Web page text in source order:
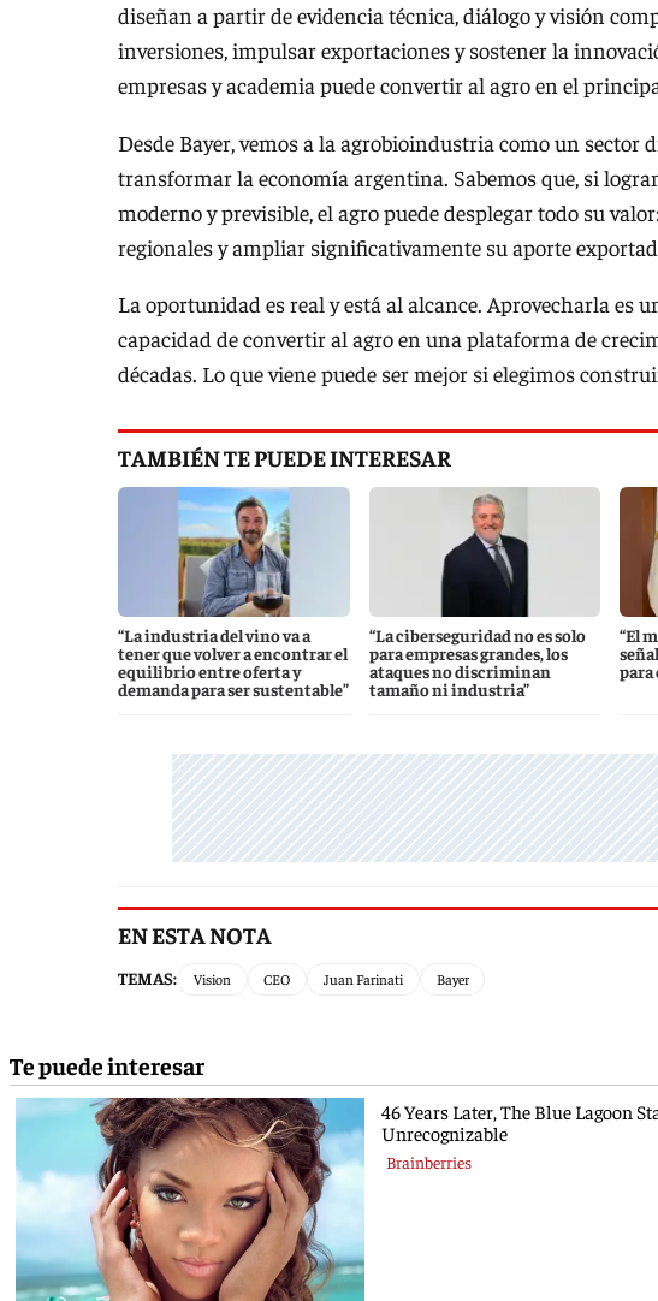
diseñan a partir de evidencia técnica, diálogo y visión
inversiones, impulsar exportaciones y sostener la
empresas y academia puede convertir al agro en el
Desde Bayer, vemos a la agrobioindustria como un
transformar la economía argentina. Sabemos que, si
moderno y previsible, el agro puede desplegar todo su
regionales y ampliar significativamente su aporte
La oportunidad es real y está al alcance. Aprovecharla es
capacidad de convertir al agro en una plataforma de
décadas. Lo que viene puede ser mejor si elegimos
TAMBIÉN TE PUEDE INTERESAR
“La industria del vino va a
tener que volver a encontrar el
equilibrio entre oferta y
demanda para ser sustentable”
“La ciberseguridad no es solo
para empresas grandes, los
ataques no discriminan
tamaño ni industria”
“El
para
EN ESTA NOTA
TEMAS: Vision CEO Juan Farinati Bayer